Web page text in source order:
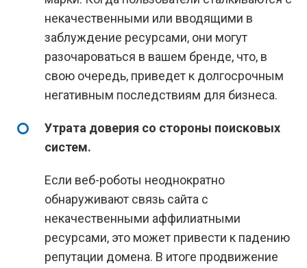
некачественными или вводящими в
заблуждение ресурсами, они могут
разочароваться в вашем бренде, что, в
свою очередь, приведет к долгосрочным
негативным последствиям для бизнеса.
Утрата доверия со стороны поисковых
систем.
Если веб-роботы неоднократно
обнаруживают связь сайта с
некачественными аффилиатными
ресурсами, это может привести к падению
репутации домена. В итоге продвижение